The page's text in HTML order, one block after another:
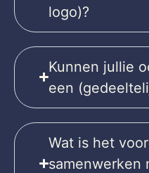
logo)?
Kunnen jullie
een
Wat is het
samenwerken